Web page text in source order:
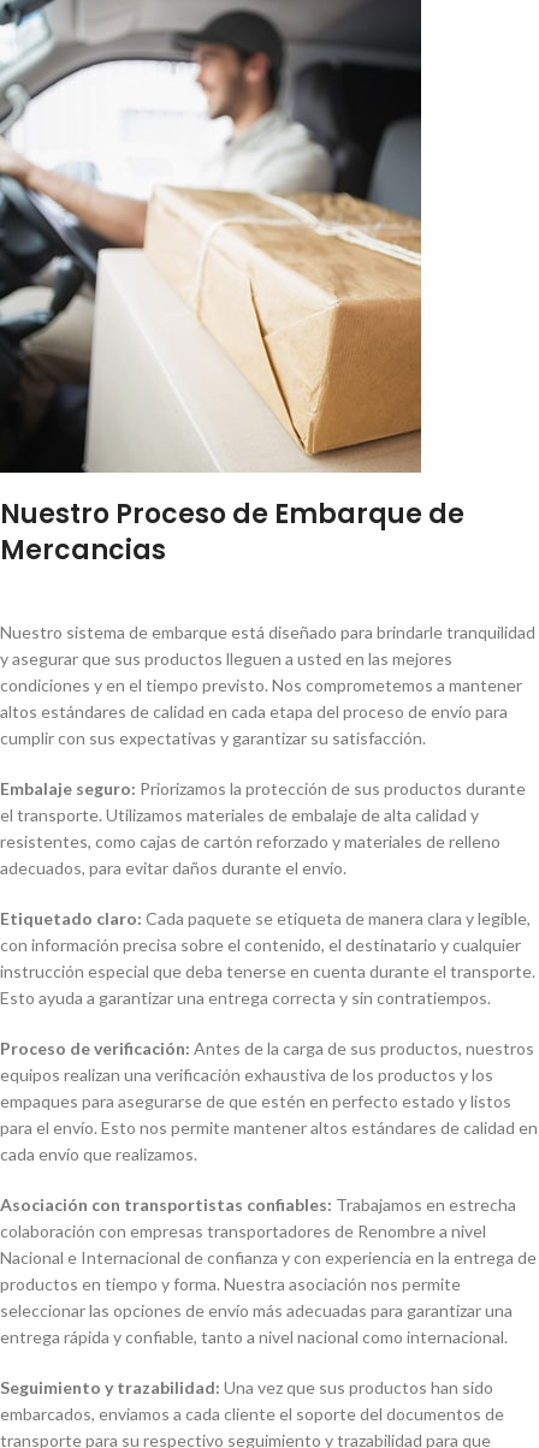
Nuestro Proceso de Embarque de
Mercancias
Nuestro sistema de embarque está diseñado para brindarle tranquilidad
y asegurar que sus productos lleguen a usted en las mejores
condiciones y en el tiempo previsto. Nos comprometemos a mantener
altos estándares de calidad en cada etapa del proceso de envío para
cumplir con sus expectativas y garantizar su satisfacción.
Embalaje seguro: Priorizamos la protección de sus productos durante
el transporte. Utilizamos materiales de embalaje de alta calidad y
resistentes, como cajas de cartón reforzado y materiales de relleno
adecuados, para evitar daños durante el envío.
Etiquetado claro: Cada paquete se etiqueta de manera clara y legible,
con información precisa sobre el contenido, el destinatario y cualquier
instrucción especial que deba tenerse en cuenta durante el transporte.
Esto ayuda a garantizar una entrega correcta y sin contratiempos.
Proceso de verificación: Antes de la carga de sus productos, nuestros
equipos realizan una verificación exhaustiva de los productos y los
empaques para asegurarse de que estén en perfecto estado y listos
para el envío. Esto nos permite mantener altos estándares de calidad en
cada envío que realizamos.
Asociación con transportistas confiables: Trabajamos en estrecha
colaboración con empresas transportadores de Renombre a nivel
Nacional e Internacional de confianza y con experiencia en la entrega de
productos en tiempo y forma. Nuestra asociación nos permite
seleccionar las opciones de envío más adecuadas para garantizar una
entrega rápida y confiable, tanto a nivel nacional como internacional.
Seguimiento y trazabilidad: Una vez que sus productos han sido
embarcados, enviamos a cada cliente el soporte del documentos de
transporte para su respectivo seguimiento y trazabilidad para que